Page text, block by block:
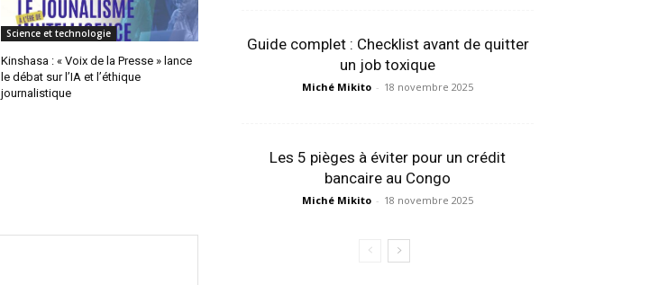
Science et technologie
Kinshasa : « Voix de la Presse » lance
le débat sur l’IA et l’éthique
journalistique
Guide complet : Checklist avant de quitter
un job toxique
Miché Mikito - 18 novembre 2025
Les 5 pièges à éviter pour un crédit
bancaire au Congo
Miché Mikito - 18 novembre 2025